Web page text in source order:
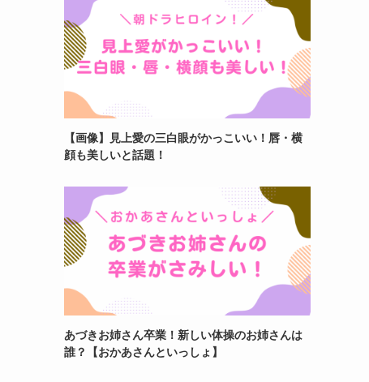
【画像】見上愛の三白眼がかっこいい！唇・横
顔も美しいと話題！
あづきお姉さん卒業！新しい体操のお姉さんは
誰？【おかあさんといっしょ】